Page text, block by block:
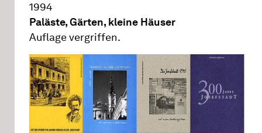
1994
Paläste, Gärten, kleine Häuser
Auflage vergriffen.